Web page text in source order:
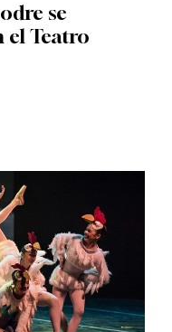
se
el Teatro